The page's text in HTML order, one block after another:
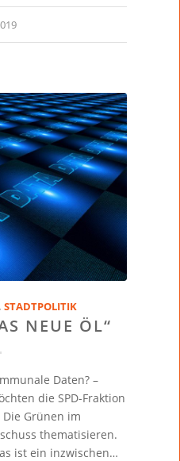
STADTPOLITIK
NEUE ÖL“
Daten? –
die SPD-Fraktion
Grünen im
thematisieren.
ist ein inzwischen…